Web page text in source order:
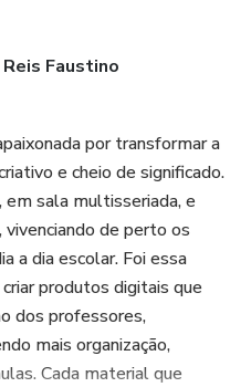
Faustino
por transformar a
e cheio de significado.
sala multisseriada, e
de perto os
a dia escolar. Foi essa
produtos digitais que
dos professores,
mais organização,
Cada material que